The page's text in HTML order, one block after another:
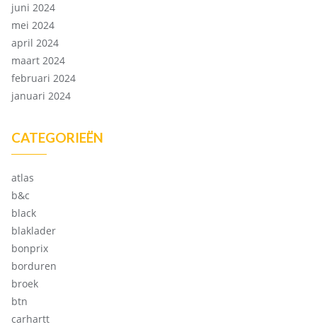
juni 2024
mei 2024
april 2024
maart 2024
februari 2024
januari 2024
CATEGORIEËN
atlas
b&c
black
blaklader
bonprix
borduren
broek
btn
carhartt